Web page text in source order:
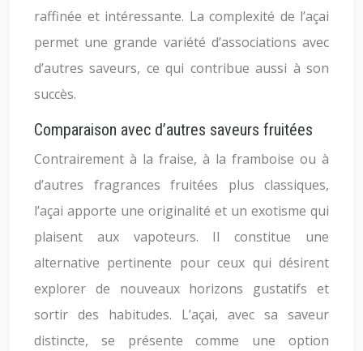
raffinée et intéressante. La complexité de l’açai
permet une grande variété d’associations avec
d’autres saveurs, ce qui contribue aussi à son
succès.
Comparaison avec d’autres saveurs fruitées
Contrairement à la fraise, à la framboise ou à
d’autres fragrances fruitées plus classiques,
l’açai apporte une originalité et un exotisme qui
plaisent aux vapoteurs. Il constitue une
alternative pertinente pour ceux qui désirent
explorer de nouveaux horizons gustatifs et
sortir des habitudes. L’açai, avec sa saveur
distincte, se présente comme une option